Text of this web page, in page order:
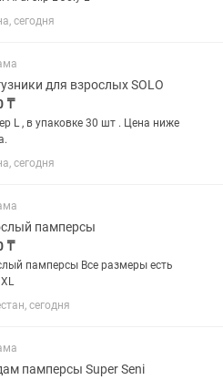
сегодня
для взрослых SOLO
₸
L , в упаковке 30 шт . Цена ниже
сегодня
памперсы
₸
памперсы Все размеры есть
сегодня
памперсы Super Seni